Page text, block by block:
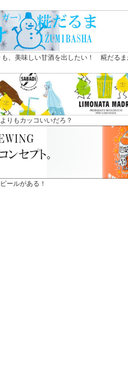
、美味しい甘酒を出したい！ 糀だるま
りもカッコいいだろ？
ールがある！